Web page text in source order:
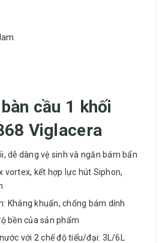
cầu 1 khối
Viglacera
dễ dàng vệ sinh và ngăn bám bẩn
vortex, kết hợp lực hút Siphon,
Kháng khuẩn, chống bám dính
bền của sản phẩm
với 2 chế độ tiểu/đại: 3L/6L